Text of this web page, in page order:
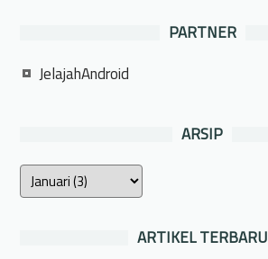
PARTNER
JelajahAndroid
ARSIP
ARTIKEL TERBARU